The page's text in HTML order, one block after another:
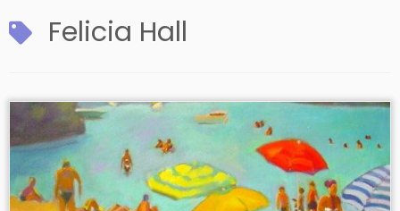
Felicia Hall